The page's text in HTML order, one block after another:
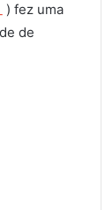
) fez uma
de